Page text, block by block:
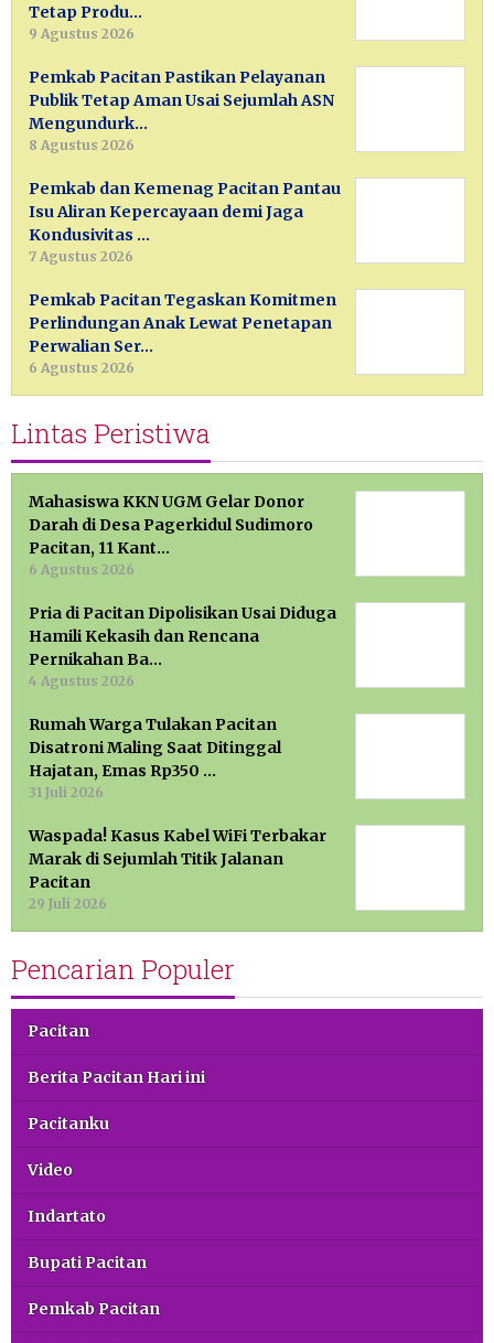
Tetap Produ…
9 Agustus 2026
Pemkab Pacitan Pastikan Pelayanan
Publik Tetap Aman Usai Sejumlah ASN
Mengundurk…
8 Agustus 2026
Pemkab dan Kemenag Pacitan Pantau
Isu Aliran Kepercayaan demi Jaga
Kondusivitas …
7 Agustus 2026
Pemkab Pacitan Tegaskan Komitmen
Perlindungan Anak Lewat Penetapan
Perwalian Ser…
6 Agustus 2026
Lintas Peristiwa
Mahasiswa KKN UGM Gelar Donor
Darah di Desa Pagerkidul Sudimoro
Pacitan, 11 Kant…
6 Agustus 2026
Pria di Pacitan Dipolisikan Usai Diduga
Hamili Kekasih dan Rencana
Pernikahan Ba…
4 Agustus 2026
Rumah Warga Tulakan Pacitan
Disatroni Maling Saat Ditinggal
Hajatan, Emas Rp350 …
31 Juli 2026
Waspada! Kasus Kabel WiFi Terbakar
Marak di Sejumlah Titik Jalanan
Pacitan
29 Juli 2026
Pencarian Populer
Pacitan
Berita Pacitan Hari ini
Pacitanku
Video
Indartato
Bupati Pacitan
Pemkab Pacitan